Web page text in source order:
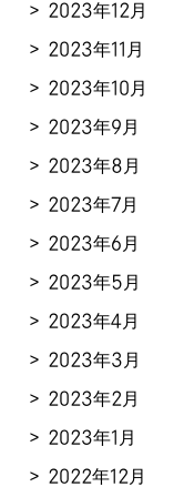
2023年12月
2023年11月
2023年10月
2023年9月
2023年8月
2023年7月
2023年6月
2023年5月
2023年4月
2023年3月
2023年2月
2023年1月
2022年12月